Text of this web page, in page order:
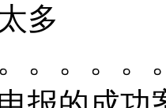
多
。。。